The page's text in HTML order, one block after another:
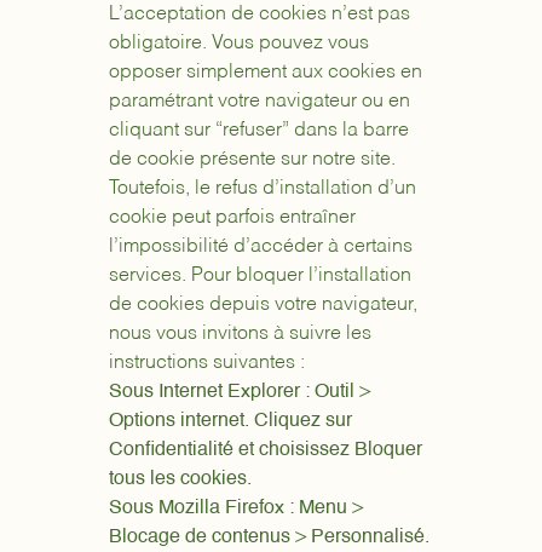
L’acceptation de cookies n’est pas
obligatoire. Vous pouvez vous
opposer simplement aux cookies en
paramétrant votre navigateur ou en
cliquant sur “refuser” dans la barre
de cookie présente sur notre site.
Toutefois, le refus d’installation d’un
cookie peut parfois entraîner
l’impossibilité d’accéder à certains
services. Pour bloquer l’installation
de cookies depuis votre navigateur,
nous vous invitons à suivre les
instructions suivantes :
Sous Internet Explorer : Outil >
Options internet. Cliquez sur
Confidentialité et choisissez Bloquer
tous les cookies.
Sous Mozilla Firefox : Menu >
Blocage de contenus > Personnalisé.